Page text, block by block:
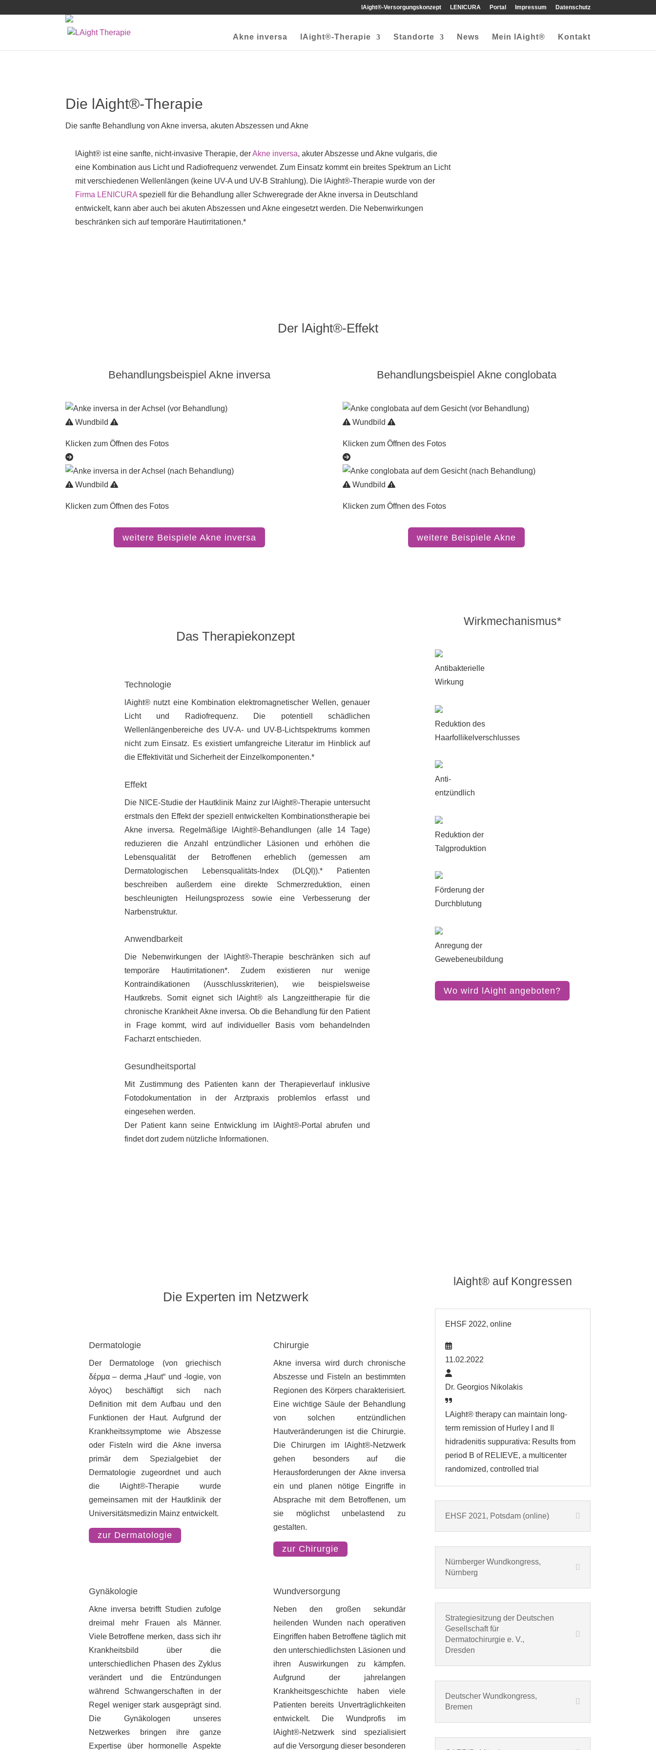
lAight®-Versorgungskonzept LENICURA Portal Impressum Datenschutz
Akne inversa lAight®-Therapie Standorte News Mein lAight® Kontakt
Die lAight®-Therapie
Die sanfte Behandlung von Akne inversa, akuten Abszessen und Akne
lAight® ist eine sanfte, nicht-invasive Therapie, derAkne inversa, akuter Abszesse und Akne vulgaris, die
eine Kombination aus Licht und Radiofrequenz verwendet. Zum Einsatz kommt ein breites Spektrum an Licht
mit verschiedenen Wellenlängen (keine UV-A und UV-B Strahlung). Die lAight®-Therapie wurde von der
Firma LENICURA speziell für die Behandlung aller Schweregrade der Akne inversa in Deutschland
entwickelt, kann aber auch bei akuten Abszessen und Akne eingesetzt werden. Die Nebenwirkungen
beschränken sich auf temporäre Hautirritationen.*
Der lAight®-Effekt
Behandlungsbeispiel Akne inversa
Wundbild
Klicken zum Öffnen des Fotos
Wundbild
Klicken zum Öffnen des Fotos
weitere Beispiele Akne inversa
Behandlungsbeispiel Akne conglobata
Wundbild
Klicken zum Öffnen des Fotos
Wundbild
Klicken zum Öffnen des Fotos
weitere Beispiele Akne
Das Therapiekonzept
Technologie
Aight® nutzt eine Kombination elektromagnetischer Wellen, genauer
Licht und Radiofrequenz. Die potentiell schädlichen
Wellenlängenbereiche des UV-A- und UV-B-Lichtspektrums kommen
nicht zum Einsatz. Es existiert umfangreiche Literatur im Hinblick auf
die Effektivität und Sicherheit der Einzelkomponenten.*
Effekt
Die NICE-Studie der Hautklinik Mainz zur lAight®-Therapie untersucht
erstmals den Effekt der speziell entwickelten Kombinationstherapie bei
Akne inversa. Regelmäßige lAight®-Behandlungen (alle 14 Tage)
reduzieren die Anzahl entzündlicher Läsionen und erhöhen die
Lebensqualität der Betroffenen erheblich (gemessen am
Dermatologischen Lebensqualitäts-Index (DLQI)).* Patienten
beschreiben außerdem eine direkte Schmerzreduktion, einen
beschleunigten Heilungsprozess sowie eine Verbesserung der
Narbenstruktur.
Anwendbarkeit
Die Nebenwirkungen der l Aight®-Therapie beschränken sich auf
temporäre Hautirritationen*. Zudem existieren nur wenige
Kontraindikationen (Ausschlusskriterien), wie beispielsweise
Hautkrebs. Somit eignet sich lAight® als Langzeittherapie für die
chronische Krankheit Akne inversa. Ob die Behandlung für den Patient
in Frage kommt, wird auf individueller Basis vom behandelnden
Facharzt entschieden.
Gesundheitsportal
Mit Zustimmung des Patienten kann der Therapieverlauf inklusive
Fotodokumentation in der Arztpraxis problemlos erfasst und
eingesehen werden.
Der Patient kann seine Entwicklung im l Aight®-Portal abrufen und
findet dort zudem nützliche Informationen.
Wirkmechanismus*
Antibakterielle
Wirkung
Reduktion des
Haarfollikelverschlusses
Anti-
entzündlich
Reduktion der
Talgproduktion
Förderung der
Durchblutung
Anregung der
Gewebeneubildung
Wo wird lAight angeboten?
Die Experten im Netzwerk
Dermatologie
Der Dermatologe (von griechisch
δέρμα – derma „Haut“ und -logie, von
λόγος) beschäftigt sich nach
Definition mit dem Aufbau und den
Funktionen der Haut. Aufgrund der
Krankheitssymptome wie Abszesse
oder Fisteln wird die Akne inversa
primär dem Spezialgebiet der
Dermatologie zugeordnet und auch
die lAight®-Therapie wurde
gemeinsamen mit der Hautklinik der
Universitätsmedizin Mainz entwickelt.
zur Dermatologie
Chirurgie
Akne inversa wird durch chronische
Abszesse und Fisteln an bestimmten
Regionen des Körpers charakterisiert.
Eine wichtige Säule der Behandlung
von solchen entzündlichen
Hautveränderungen ist die Chirurgie.
Die Chirurgen im l Aight®-Netzwerk
gehen besonders auf die
Herausforderungen der Akne inversa
ein und planen nötige Eingriffe in
Absprache mit dem Betroffenen, um
sie möglichst unbelastend zu
gestalten.
zur Chirurgie
Gynäkologie
Akne inversa betrifft Studien zufolge
dreimal mehr Frauen als Männer.
Viele Betroffene merken, dass sich ihr
Krankheitsbild über die
unterschiedlichen Phasen des Zyklus
verändert und die Entzündungen
während Schwangerschaften in der
Regel weniger stark ausgeprägt sind.
Die Gynäkologen unseres
Netzwerkes bringen ihre ganze
Expertise über hormonelle Aspekte
Wundversorgung
Neben den großen sekundär
heilenden Wunden nach operativen
Eingriffen haben Betroffene täglich mit
den unterschiedlichsten Läsionen und
ihren Auswirkungen zu kämpfen.
Aufgrund der jahrelangen
Krankheitsgeschichte haben viele
Patienten bereits Unverträglichkeiten
entwickelt. Die Wundprofis im
Aight®-Netzwerk sind spezialisiert
auf die Versorgung dieser besonderen
lAight® auf Kongressen
EHSF 2022, online
11.02.2022
Dr. Georgios Nikolakis
LAight® therapy can maintain long-
term remission of Hurley I and II
hidradenitis suppurativa: Results from
period B of RELIEVE, a multicenter
randomized, controlled trial
EHSF 2021, Potsdam (online)
Nürnberger Wundkongress,
Nürnberg
Strategiesitzung der Deutschen
Gesellschaft für
Dermatochirurgie e. V.,
Dresden
Deutscher Wundkongress,
Bremen